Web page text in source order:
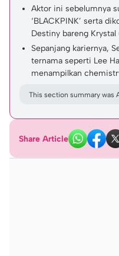
Aktor ini sebelumnya
‘BLACKPINK’ serta
Destiny bareng
Sepanjang kariernya,
ternama seperti Lee
menampilkan
This section summary was
Share Article